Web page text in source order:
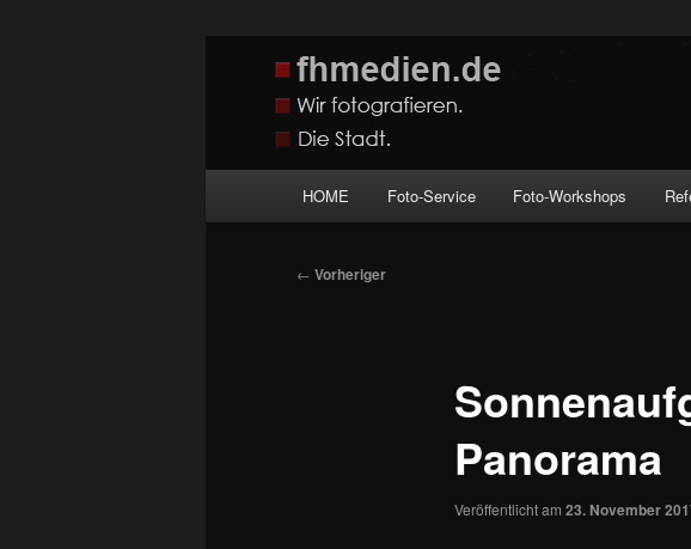
fhmedien.de
Wir fotografieren die Hauptstadt!
HOME Foto-Service Foto-Workshops
Beitragsnavigation
← Vorheriger
Panorama
Veröffentlicht am 23. November